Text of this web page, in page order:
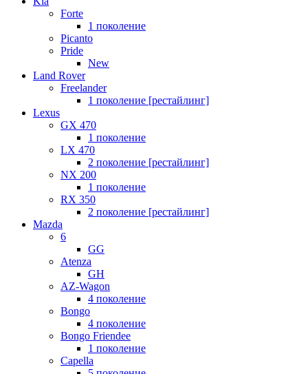
Forte
1 поколение
Picanto
Pride
New
Land Rover
Freelander
1 поколение [рестайлинг]
Lexus
GX 470
1 поколение
LX 470
2 поколение [рестайлинг]
NX 200
1 поколение
RX 350
2 поколение [рестайлинг]
Mazda
6
GG
Atenza
GH
AZ-Wagon
4 поколение
Bongo
4 поколение
Bongo Friendee
1 поколение
Capella